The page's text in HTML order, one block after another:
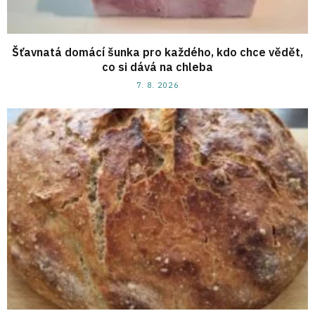
Šťavnatá domácí šunka pro každého, kdo chce vědět,
co si dává na chleba
7. 8. 2026